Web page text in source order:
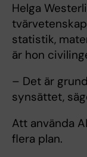
Helga
statistik,
är hon
– Det är
synsättet,
Att använda
flera plan.